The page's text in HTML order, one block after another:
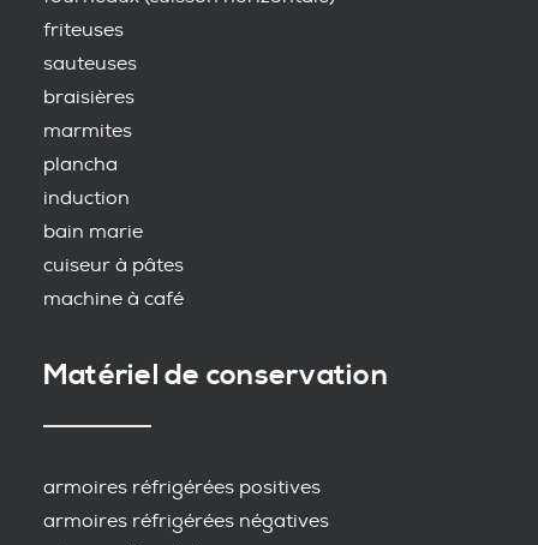
friteuses
sauteuses
braisières
marmites
plancha
induction
bain marie
cuiseur à pâtes
machine à café
Matériel de conservation
armoires réfrigérées positives
armoires réfrigérées négatives